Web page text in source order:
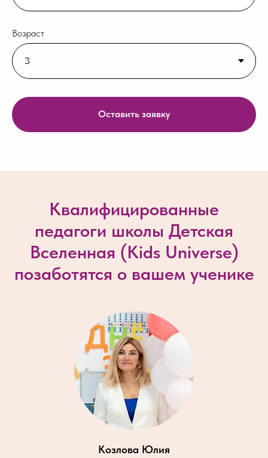
Возраст
Оставить заявку
Квалифицированные
педагоги школы Детская
Вселенная (Kids Universe)
позаботятся о вашем ученике
Козлова Юлия